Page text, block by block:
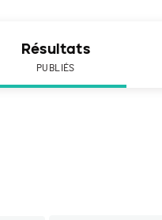
Résultats
PUBLIÉS